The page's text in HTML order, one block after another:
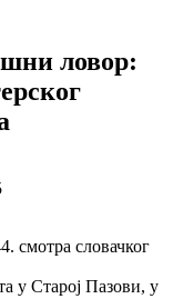
ловор:
у Старој Пазови, у